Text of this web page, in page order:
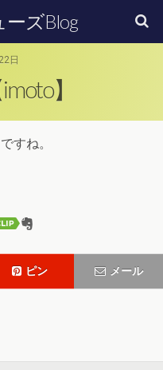
ーズBlog
日
】
すね。
ピン メール